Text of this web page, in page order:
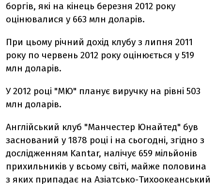
боргів, які на кінець березня 2012 року
оцінювалися у 663 млн доларів.
При цьому річний дохід клубу з липня 2011
року по червень 2012 року оцінюється у 519
млн доларів.
У 2012 році "МЮ" планує виручку на рівні 503
млн доларів.
Англійський клуб "Манчестер Юнайтед" був
заснований у 1878 році і на сьогодні, згідно з
дослідженням Kantar, налічує 659 мільйонів
прихильників у всьому світі, майже половина
з яких припадає на Азіатсько-Тихоокеанський